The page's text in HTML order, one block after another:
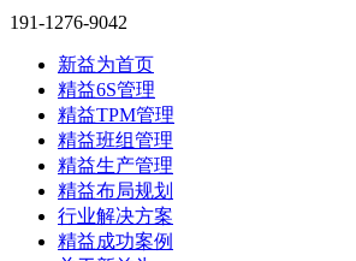
191-1276-9042
新益为首页
精益6S管理
精益TPM管理
精益班组管理
精益生产管理
精益布局规划
行业解决方案
精益成功案例